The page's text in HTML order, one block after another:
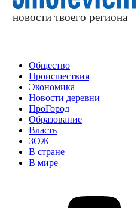
Общество
Происшествия
Экономика
Новости деревни
ПроГород
Образование
Власть
ЗОЖ
В стране
В мире